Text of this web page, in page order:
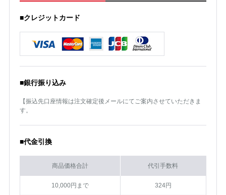
■クレジットカード
■銀行振り込み
【振込先口座情報は注文確定後メールにてご案内させていただきま
す。
■代金引換
商品価格合計 代引手数料
10,000円まで 324円